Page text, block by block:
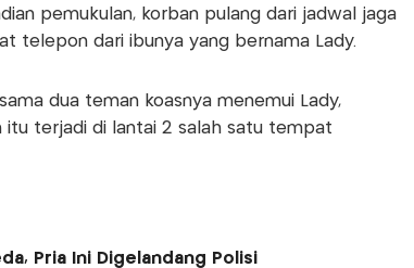
pemukulan, korban pulang dari jadwal jaga
telepon dari ibunya yang bernama Lady.
dua teman koasnya menemui Lady,
itu terjadi di lantai 2 salah satu tempat
Pria Ini Digelandang Polisi